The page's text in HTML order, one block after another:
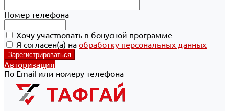
Номер телефона
Хочу участвовать в бонусной программе
Я согласен(а) на обработку персональных данных
Авторизация
По Email или номеру телефона